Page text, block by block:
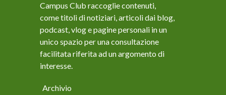
Campus Club raccoglie contenuti,
come titoli di notiziari, articoli dai blog,
podcast, vlog e pagine personali in un
unico spazio per una consultazione
facilitata riferita ad un argomento di
interesse.
Archivio